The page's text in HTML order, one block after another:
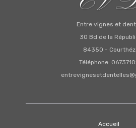
Entre vignes et
30 Bd de la
84350 -
Téléphone:
Accueil